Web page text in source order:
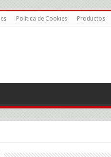
Política de Cookies Productos